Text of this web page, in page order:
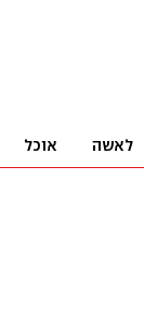
לאשה אוכל